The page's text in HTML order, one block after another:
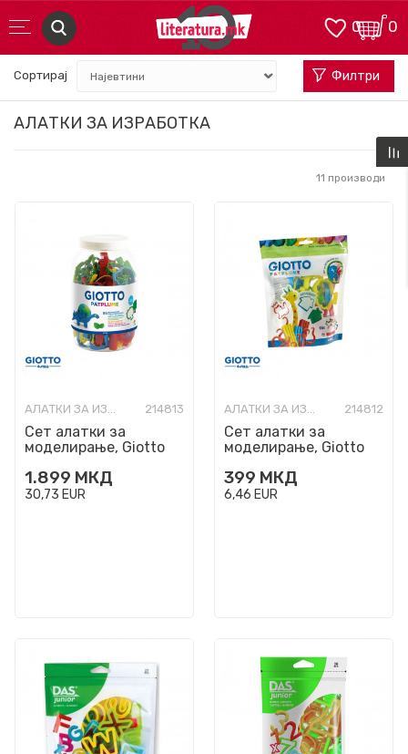
0
0
АЛАТКИ ЗА ИЗРАБОТКА
Сортирај Филтри
11 производи
АЛАТКИ ЗА ИЗРАБОТКА 214813
Сет алатки за
моделирање, Giotto
1.899 МКД
30,73 EUR
АЛАТКИ ЗА ИЗРАБОТКА 214812
Сет алатки за
моделирање, Giotto
399 МКД
6,46 EUR